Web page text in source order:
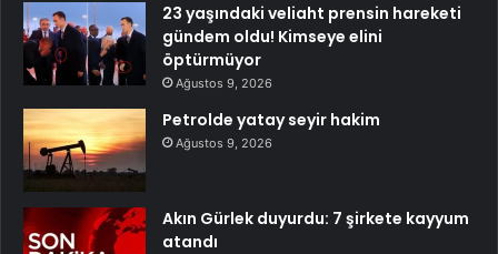
23 yaşındaki veliaht prensin hareketi
gündem oldu! Kimseye elini
öptürmüyor
Ağustos 9, 2026
Petrolde yatay seyir hakim
Ağustos 9, 2026
Akın Gürlek duyurdu: 7 şirkete kayyum
atandı